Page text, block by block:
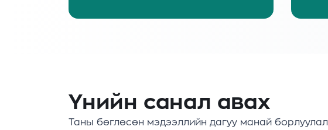
Үнийн санал авах
Таны бөглөсөн мэдээллийн дагуу манай